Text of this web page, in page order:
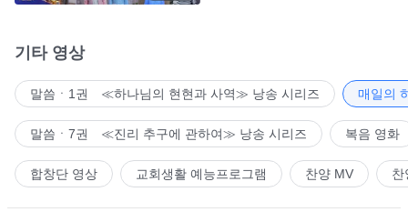
기타 영상
말씀ㆍ1권 ≪하나님의 현현과 사역≫ 낭송 시리즈 매일의
말씀ㆍ7권 ≪진리 추구에 관하여≫ 낭송 시리즈 복음 영화
합창단 영상 교회생활 예능프로그램 찬양 MV 찬